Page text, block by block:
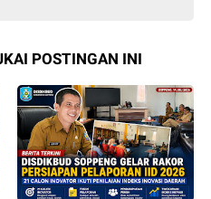
POSTINGAN INI